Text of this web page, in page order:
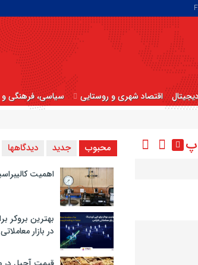
اقتصاد شهری و روستایی سیاسی، فرهنگی و
پ محبوب جدید دیدگاهها
اهمیت
بهترین بروکر
در بازار